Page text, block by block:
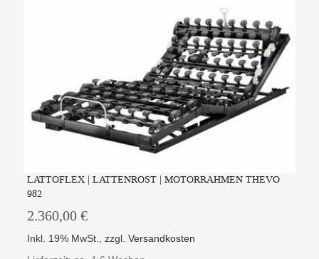
LATTOFLEX | LATTENROST | MOTORRAHMEN THEVO
982
2.360,00 €
Inkl. 19% MwSt. ,zzgl.Versandkosten